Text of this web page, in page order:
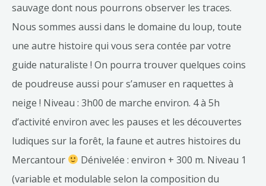
sauvage dont nous pourrons observer les traces.
Nous sommes aussi dans le domaine du loup, toute
une autre histoire qui vous sera contée par votre
guide naturaliste ! On pourra trouver quelques coins
de poudreuse aussi pour s’amuser en raquettes à
neige ! Niveau : 3h00 de marche environ. 4 à 5h
d’activité environ avec les pauses et les découvertes
ludiques sur la forêt, la faune et autres histoires du
Mercantour
Dénivelée : environ + 300 m. Niveau 1
(variable et modulable selon la composition du